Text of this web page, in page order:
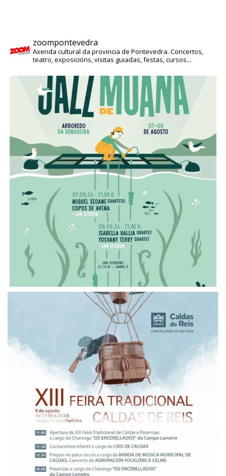
zoompontevedra
Axenda cultural da provincia de Pontevedra. Concertos,
teatro, exposicións, visitas guiadas, festas, cursos...